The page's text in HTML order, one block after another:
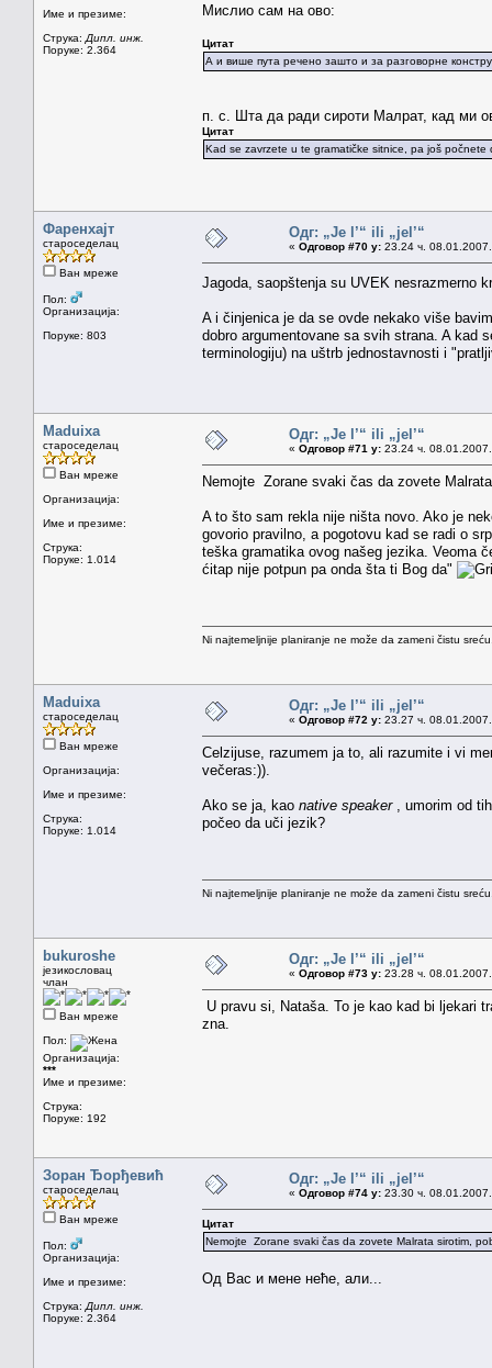
Име и презиме:
Струка: Дипл. инж.
Поруке: 2.364
Мислио сам на ово:
Цитат
А и више пута речено зашто и за разговорне
п. с. Шта да ради сироти Малрат, кад ми
Цитат
Kad se zavrzete u te gramatičke sitnice, pa još
Фаренхајт
староседелац
Ван мреже
Пол:
Организација:
Поруке: 803
Одг: „Je l’“ ili „jel’“
« Одговор #70 у: 23.24 ч.
Jagoda, saopštenja su UVEK nesrazmerno
A i činjenica je da se ovde nekako više
dobro argumentovane sa svih strana. A kad
terminologiju) na uštrb jednostavnosti i
Maduixa
староседелац
Ван мреже
Организација:
Име и презиме:
Струка:
Поруке: 1.014
Одг: „Je l’“ ili „jel’“
« Одговор #71 у: 23.24 ч.
Nemojte Zorane svaki čas da zovete
A to što sam rekla nije ništa novo. Ako je
govorio pravilno, a pogotovu kad se radi o
teška gramatika ovog našeg jezika. Veoma
ćitap nije potpun pa onda šta ti Bog da"
Ni najtemeljnije planiranje ne može da zameni čistu
Maduixa
староседелац
Ван мреже
Организација:
Име и презиме:
Струка:
Поруке: 1.014
Одг: „Je l’“ ili „jel’“
« Одговор #72 у: 23.27 ч.
Celzijuse, razumem ja to, ali razumite i vi
večeras:)).
Ako se ja, kao native speaker
, umorim od
počeo da uči jezik?
Ni najtemeljnije planiranje ne može da zameni čistu
bukuroshe
језикословац
члан
Ван мреже
Пол:
Организација:
***
Име и презиме:
Струка:
Поруке: 192
Одг: „Je l’“ ili „jel’“
« Одговор #73 у: 23.28 ч.
U pravu si, Nataša. To je kao kad bi ljekari
zna.
Зоран Ђорђевић
староседелац
Ван мреже
Пол:
Организација:
Име и презиме:
Струка: Дипл. инж.
Поруке: 2.364
Одг: „Je l’“ ili „jel’“
« Одговор #74 у: 23.30 ч.
Цитат
Nemojte Zorane svaki čas da zovete Malrata sirotim,
Од Вас и мене неће, али...